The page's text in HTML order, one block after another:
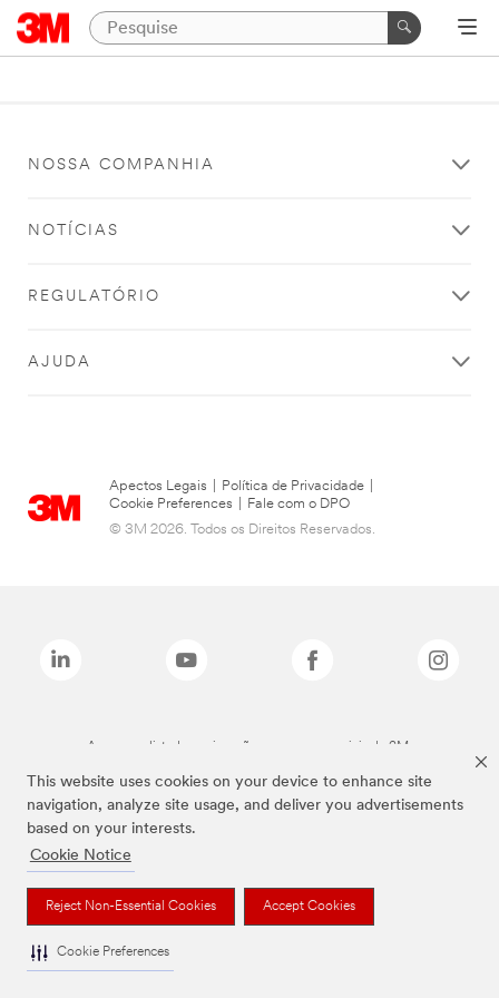
This website uses cookies on your device to enhance site
navigation, analyze site usage, and deliver you advertisements
based on your interests.
Cookie Notice
Reject Non-Essential Cookies Accept Cookies
Cookie Preferences
NOSSA COMPANHIA
NOTÍCIAS
REGULATÓRIO
AJUDA
Apectos Legais Política de Privacidade
Cookie Preferences
Fale com o DPO
© 3M 2026. Todos os Direitos Reservados.
As marcas listadas a cima são marcas comerciais da 3M.